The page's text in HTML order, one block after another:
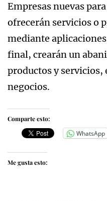
Empresas nuevas
ofrecerán servicios o
mediante
final, crearán un
productos y servicios,
negocios.
Comparte esto:
WhatsApp
Me gusta esto: